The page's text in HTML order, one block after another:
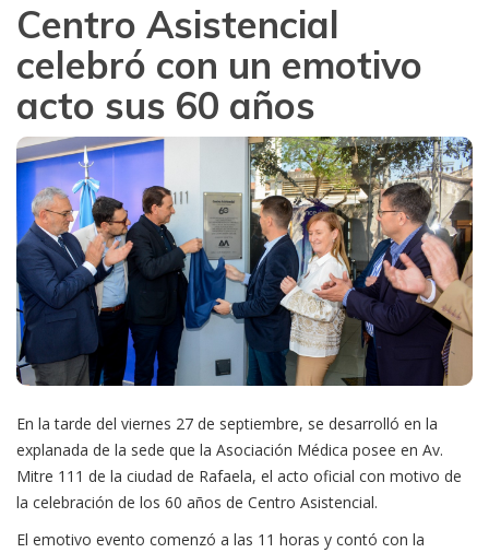
Centro Asistencial
celebró con un emotivo
acto sus 60 años
En la tarde del viernes 27 de septiembre, se desarrolló en la
explanada de la sede que la Asociación Médica posee en Av.
Mitre 111 de la ciudad de Rafaela, el acto oficial con motivo de
la celebración de los 60 años de Centro Asistencial.
El emotivo evento comenzó a las 11 horas y contó con la